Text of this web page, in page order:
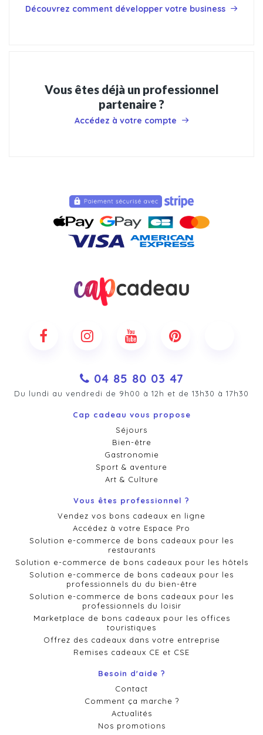
Découvrez comment développer votre business
Vous êtes déjà un professionnel
partenaire ?
Accédez à votre compte
04 85 80 03 47
Du lundi au vendredi de 9h00 à 12h et de 13h30 à 17h30
Cap cadeau vous propose
Séjours
Bien-être
Gastronomie
Sport & aventure
Art & Culture
Vous êtes professionnel ?
Vendez vos bons cadeaux en ligne
Accédez à votre Espace Pro
Solution e-commerce de bons cadeaux pour les
restaurants
Solution e-commerce de bons cadeaux pour les hôtels
Solution e-commerce de bons cadeaux pour les
professionnels du du bien-être
Solution e-commerce de bons cadeaux pour les
professionnels du loisir
Marketplace de bons cadeaux pour les offices
touristiques
Offrez des cadeaux dans votre entreprise
Remises cadeaux CE et CSE
Besoin d'aide ?
Contact
Comment ça marche ?
Actualités
Nos promotions